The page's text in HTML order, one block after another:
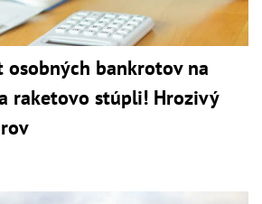
osobných bankrotov na
raketovo stúpli! Hrozivý